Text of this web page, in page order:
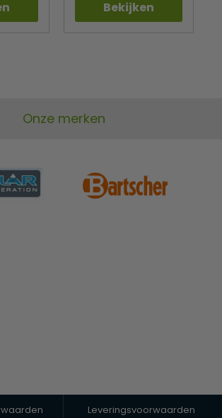
Bekijken
Onze merken
Leveringsvoorwaarden